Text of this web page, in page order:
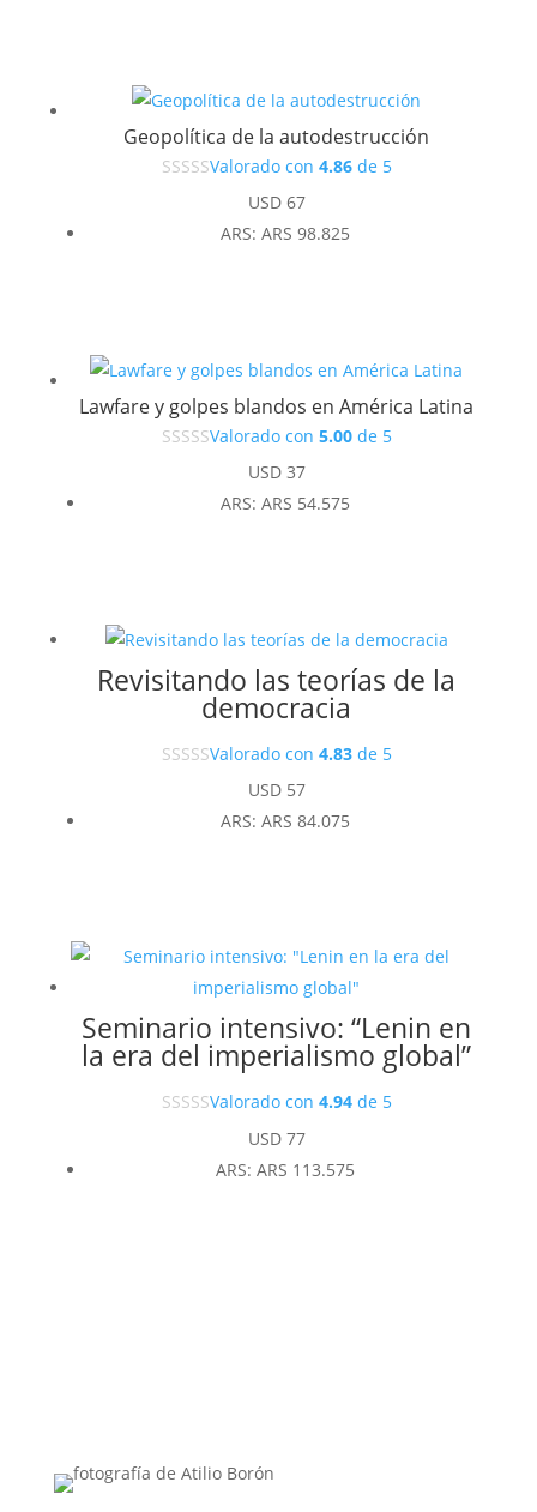
Geopolítica de la autodestrucción
Valorado con 4.86de 5
USD67
ARS: ARS 98.825
Lawfare y golpes blandos en América Latina
Valorado con 5.00de 5
USD37
ARS: ARS 54.575
Revisitando las teorías de la
democracia
Valorado con 4.83de 5
USD57
ARS: ARS 84.075
Seminario intensivo: “Lenin en
la era del imperialismo global”
Valorado con 4.94de 5
USD77
ARS: ARS 113.575